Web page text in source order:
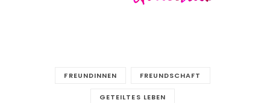
FREUNDINNEN FREUNDSCHAFT
GETEILTES LEBEN